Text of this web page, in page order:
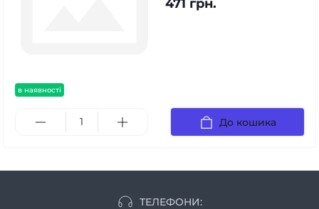
в наявності
471 грн.
До кошика
ТЕЛЕФОНИ: